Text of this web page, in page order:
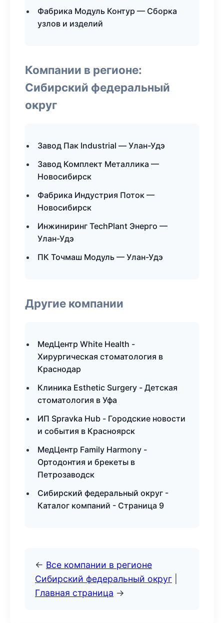
Фабрика Модуль Контур — Сборка
узлов и изделий
Компании в регионе:
Сибирский федеральный
округ
Завод Пак Industrial — Улан-Удэ
Завод Комплект Металлика —
Новосибирск
Фабрика Индустрия Поток —
Новосибирск
Инжиниринг TechPlant Энерго —
Улан-Удэ
ПК Точмаш Модуль — Улан-Удэ
Другие компании
МедЦентр White Health -
Хирургическая стоматология в
Краснодар
Клиника Esthetic Surgery - Детская
стоматология в Уфа
ИП Spravka Hub - Городские новости
и события в Красноярск
МедЦентр Family Harmony -
Ортодонтия и брекеты в
Петрозаводск
Сибирский федеральный округ -
Каталог компаний - Страница 9
← Все компании в регионе
Сибирский федеральный округ
Главная страница →